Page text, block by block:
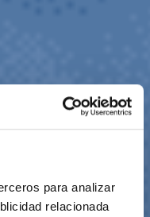
para analizar
relacionada